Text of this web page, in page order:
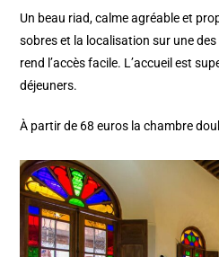
Un beau riad, calme agréable et
sobres et la localisation sur une
rend l’accès facile. L’accueil est
déjeuners.
À partir de 68 euros la chambre